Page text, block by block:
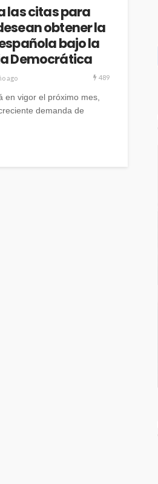
las citas para
obtener la
bajo la
Democrática
ago 489
en vigor el próximo mes,
demanda de